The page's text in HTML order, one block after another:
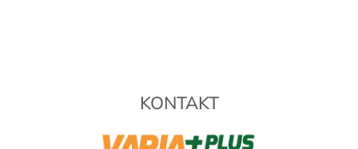
r
v
y
KONTAKT